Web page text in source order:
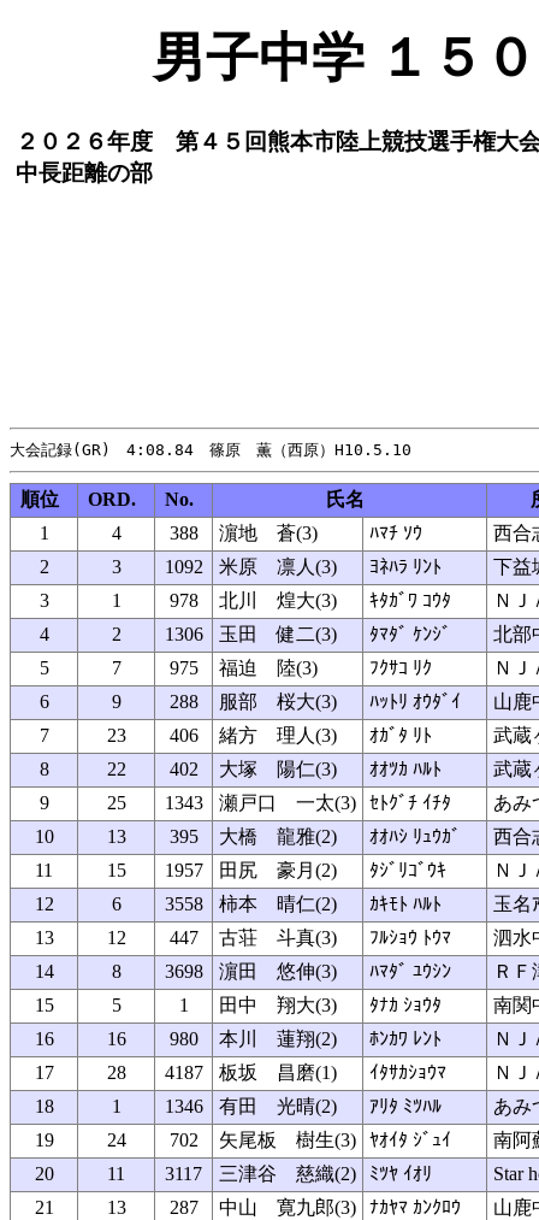
男子中学 １５
２０２６年度 第４５回熊本市陸上競技選手権大
中長距離の部
順位 ORD. No. 氏名
1
4 388 濵地 蒼(3) ﾊﾏﾁ ｿｳ
西合
2
3 1092 米原 凛人(3) ﾖﾈﾊﾗ ﾘﾝﾄ
下益
3
1 978 北川 煌大(3) ｷﾀｶﾞﾜ ｺｳﾀ
ＮＪ
4
2 1306 玉田 健二(3) ﾀﾏﾀﾞ ｹﾝｼﾞ
北部
5
7 975 福迫 陸(3) ﾌｸｻｺ ﾘｸ
ＮＪ
6
9 288 服部 桜大(3) ﾊｯﾄﾘ ｵｳﾀﾞｲ
山鹿
7
23 406 緒方 理人(3) ｵｶﾞﾀ ﾘﾄ
武蔵
8
22 402 大塚 陽仁(3) ｵｵﾂｶ ﾊﾙﾄ
武蔵
9
25 1343 瀬戸口 一太(3) ｾﾄｸﾞﾁ ｲﾁﾀ
あみ
10
13 395 大橋 龍雅(2) ｵｵﾊｼ ﾘｭｳｶﾞ
西合
11
15 1957 田尻 豪月(2) ﾀｼﾞﾘｺﾞｳｷ
ＮＪ
12
6 3558 柿本 晴仁(2) ｶｷﾓﾄ ﾊﾙﾄ
玉名
13
12 447 古荘 斗真(3) ﾌﾙｼｮｳ ﾄｳﾏ
泗水
14
8 3698 濵田 悠伸(3) ﾊﾏﾀﾞ ﾕｳｼﾝ
ＲＦ
15
5 1 田中 翔大(3) ﾀﾅｶ ｼｮｳﾀ
南関
16
16 980 本川 蓮翔(2) ﾎﾝｶﾜ ﾚﾝﾄ
ＮＪ
17
28 4187 板坂 昌磨(1) ｲﾀｻｶｼｮｳﾏ
ＮＪ
18
1 1346 有田 光晴(2) ｱﾘﾀ ﾐﾂﾊﾙ
あみ
19
24 702 矢尾板 樹生(3) ﾔｵｲﾀ ｼﾞｭｲ
南阿
20
11 3117 三津谷 慈織(2) ﾐﾂﾔ ｲｵﾘ
Star
21
13 287 中山 寛九郎(3) ﾅｶﾔﾏ ｶﾝｸﾛｳ
山鹿